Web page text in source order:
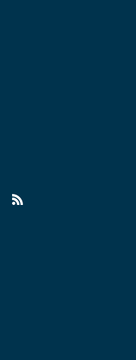
YouTube